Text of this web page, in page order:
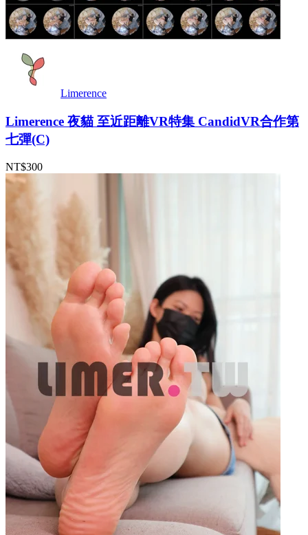
Limerence
Limerence 夜貓 至近距離VR特集 CandidVR合作第
七彈(C)
NT$300